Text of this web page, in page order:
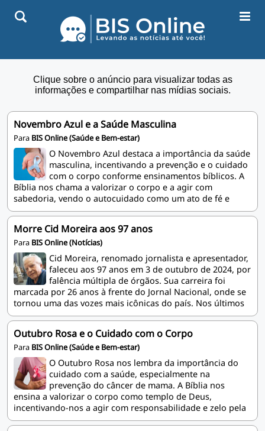
Clique sobre o anúncio para visualizar todas as
informações e compartilhar nas mídias sociais.
Novembro Azul e a Saúde Masculina
Para BIS Online (Saúde e Bem-estar)
O Novembro Azul destaca a importância da saúde
masculina, incentivando a prevenção e o cuidado
com o corpo conforme ensinamentos bíblicos. A
Bíblia nos chama a valorizar o corpo e a agir com
sabedoria, vendo o autocuidado como um ato de fé e
responsabilidade. Esse mês nos lembra de preservar a
Morre Cid Moreira aos 97 anos
Para BIS Online (Notícias)
Cid Moreira, renomado jornalista e apresentador,
faleceu aos 97 anos em 3 de outubro de 2024, por
falência múltipla de órgãos. Sua carreira foi
marcada por 26 anos à frente do Jornal Nacional, onde se
tornou uma das vozes mais icônicas do país. Nos últimos
anos, Cid se dedicou à fé, era simpatizante da Igreja
Bíblia, deixando um legado de espiritualidade e
comunicação.
Outubro Rosa e o Cuidado com o Corpo
Para BIS Online (Saúde e Bem-estar)
O Outubro Rosa nos lembra da importância do
cuidado com a saúde, especialmente na
prevenção do câncer de mama. A Bíblia nos
ensina a valorizar o corpo como templo de Deus,
incentivando-nos a agir com responsabilidade e zelo pela
vida que nos foi dada. Esse período é uma oportunidade